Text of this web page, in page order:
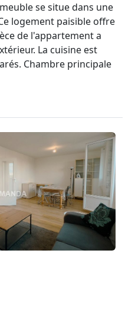
se situe dans une
logement paisible offre
de l'appartement a
La cuisine est
Chambre principale